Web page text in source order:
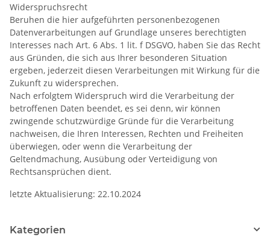
Widerspruchsrecht
Beruhen die hier aufgeführten personenbezogenen
Datenverarbeitungen auf Grundlage unseres berechtigten
Interesses nach Art. 6 Abs. 1 lit. f DSGVO, haben Sie das Recht
aus Gründen, die sich aus Ihrer besonderen Situation
ergeben, jederzeit diesen Verarbeitungen mit Wirkung für die
Zukunft zu widersprechen.
Nach erfolgtem Widerspruch wird die Verarbeitung der
betroffenen Daten beendet, es sei denn, wir können
zwingende schutzwürdige Gründe für die Verarbeitung
nachweisen, die Ihren Interessen, Rechten und Freiheiten
überwiegen, oder wenn die Verarbeitung der
Geltendmachung, Ausübung oder Verteidigung von
Rechtsansprüchen dient.
letzte Aktualisierung: 22.10.2024
Kategorien